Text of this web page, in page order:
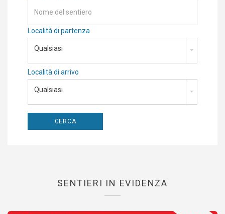
Località di partenza
Qualsiasi
Località di arrivo
Qualsiasi
SENTIERI IN EVIDENZA